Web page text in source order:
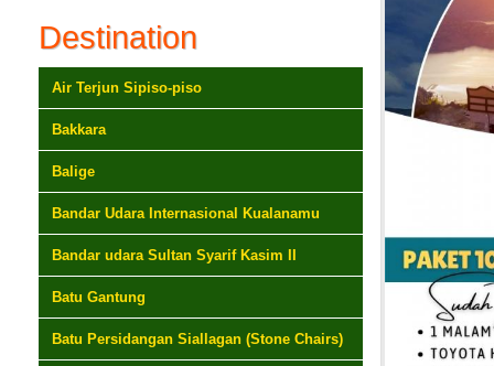
Destination
Air Terjun Sipiso-piso
Bakkara
Balige
Bandar Udara Internasional Kualanamu
Bandar udara Sultan Syarif Kasim II
Batu Gantung
Batu Persidangan Siallagan (Stone Chairs)